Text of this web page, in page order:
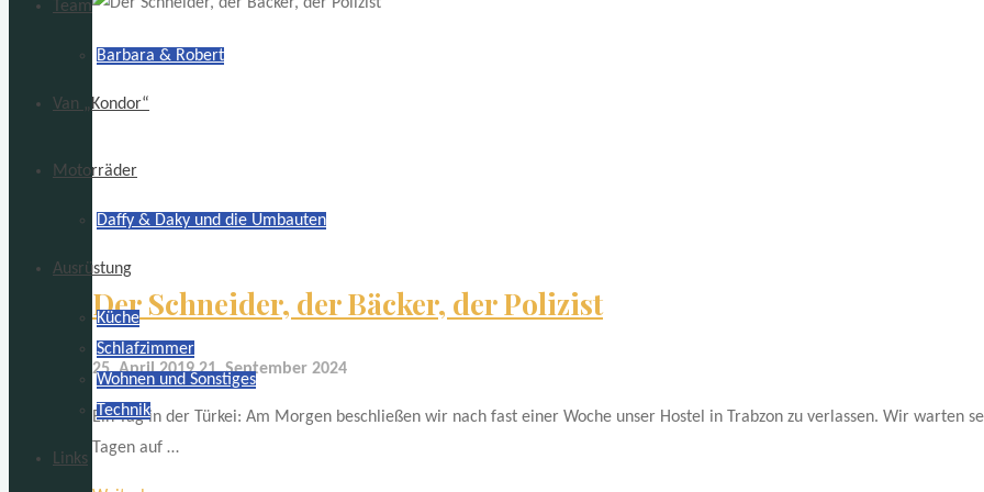
Team
Barbara & Robert
Van „Kondor“
Motorräder
Daffy & Daky und die Umbauten
Ausrüstung
Küche
Schlafzimmer
Wohnen und Sonstiges
Technik
Links
Der Schneider, der Bäcker, der Polizist
25. April 201921. September 2024
Ein Tag in der Türkei: Am Morgen beschließen wir nach fast einer Woche unser Hostel in Trabzon zu verlassen. Wir warten
Tagen auf …